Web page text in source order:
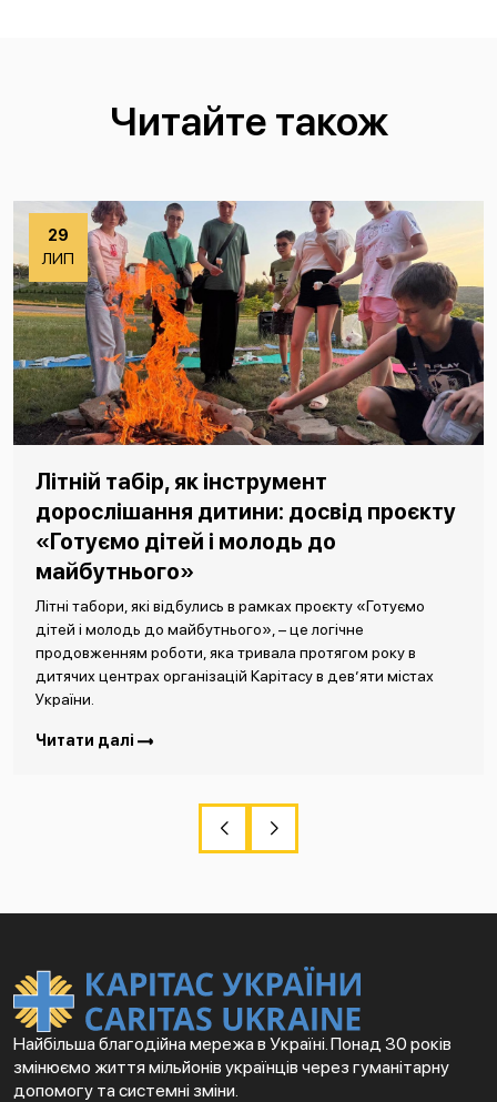
Читайте також
29
ЛИП
Літній табір, як інструмент
дорослішання дитини: досвід проєкту
«Готуємо дітей і молодь до
майбутнього»
Літні табори, які відбулись в рамках проєкту «Готуємо
дітей і молодь до майбутнього», – це логічне
продовженням роботи, яка тривала протягом року в
дитячих центрах організацій Карітасу в дев’яти містах
України.
Читати далі
Найбільша благодійна мережа в Україні. Понад 30 років
змінюємо життя мільйонів українців через гуманітарну
допомогу та системні зміни.